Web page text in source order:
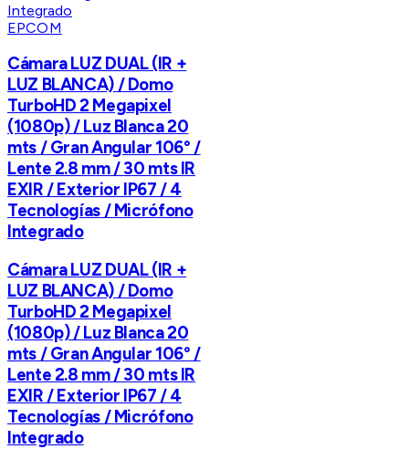
EPCOM
Cámara LUZ DUAL (IR +
LUZ BLANCA) / Domo
TurboHD 2 Megapixel
(1080p) / Luz Blanca 20
mts / Gran Angular 106° /
Lente 2.8 mm / 30 mts IR
EXIR / Exterior IP67 / 4
Tecnologías / Micrófono
Integrado
Cámara LUZ DUAL (IR +
LUZ BLANCA) / Domo
TurboHD 2 Megapixel
(1080p) / Luz Blanca 20
mts / Gran Angular 106° /
Lente 2.8 mm / 30 mts IR
EXIR / Exterior IP67 / 4
Tecnologías / Micrófono
Integrado